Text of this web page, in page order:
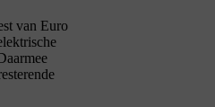
van Euro